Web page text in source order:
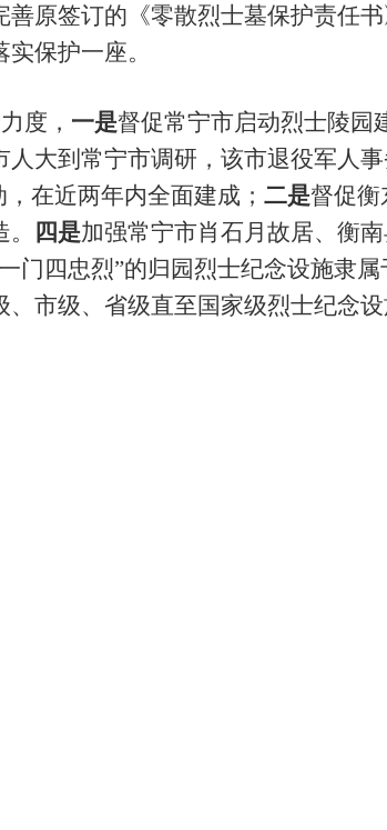
原签订的《零散烈士墓保护责任书
保护一座。
度， 一是督促常宁市启动烈士陵园
大到常宁市调研，该市退役军人
在近两年内全面建成； 二是督促衡
四是加强常宁市肖石月故居、衡
门四忠烈”的归园烈士纪念设施隶
市级、省级直至国家级烈士纪念